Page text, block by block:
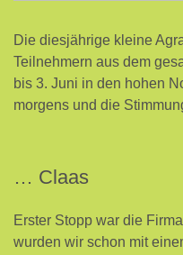
Die diesjährige kleine
Teilnehmern aus dem
bis 3. Juni in den hohen
morgens und die
… Claas
Erster Stopp war die
wurden wir schon mit